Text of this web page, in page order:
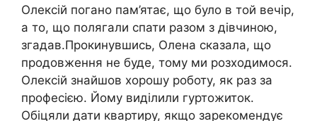
Олексій погано пам’ятає, що було в той вечір,
а то, що полягали спати разом з дівчиною,
згадав.Прокинувшись, Олена сказала, що
продовження не буде, тому ми розходимося.
Олексій знайшов хорошу роботу, як раз за
професією. Йому виділили гуртожиток.
Обіцяли дати квартиру, якщо зарекомендує